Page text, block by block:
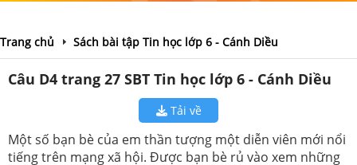
Trang chủ Sách bài tập Tin học lớp 6 - Cánh Diều
Câu D4 trang 27 SBT Tin học lớp 6 - Cánh Diều
Tải về
Một số bạn bè của em thần tượng một diễn viên mới nổi
tiếng trên mạng xã hội. Được bạn bè rủ vào xem những